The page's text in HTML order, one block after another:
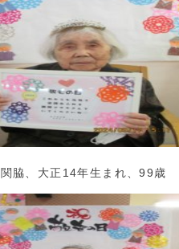
関脇、大正14年生まれ、99歳